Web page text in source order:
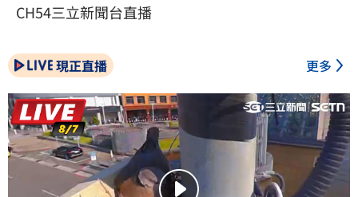
CH54三立新聞台直播
現正直播 更多